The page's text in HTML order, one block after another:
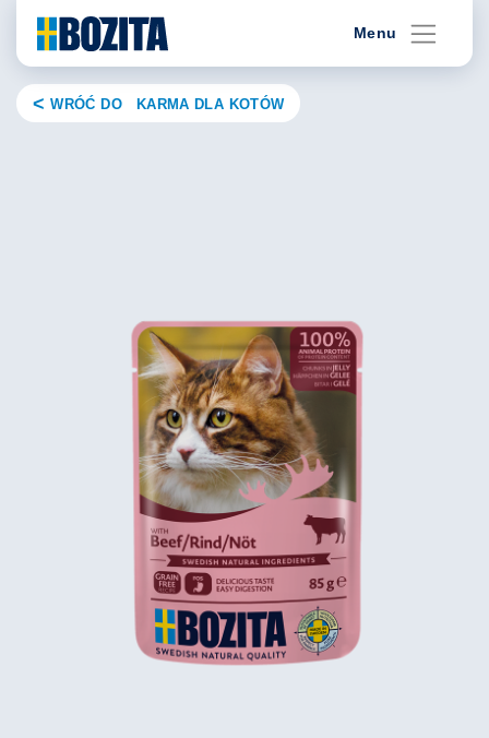
content
Menu
WRÓĆ DO KARMA DLA KOTÓW